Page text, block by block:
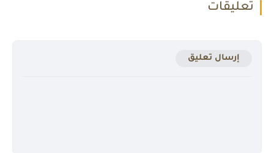
تعليقات
إرسال تعليق